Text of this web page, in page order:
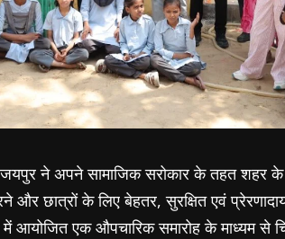
जयपुर ने अपने सामाजिक सरोकार के तहत शहर
छात्रों के लिए बेहतर, सुरक्षित एवं
आयोजित एक औपचारिक समारोह के माध्यम से